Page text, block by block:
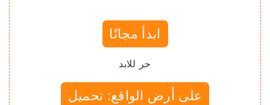
ابدأ مجانًا
حر للابد
على أرض الواقع: تحميل